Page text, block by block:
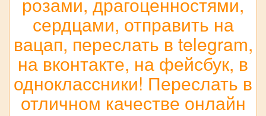
сердцами, отправить на
вацап, переслать в telegram,
на вконтакте, на фейсбук, в
одноклассники! Переслать в
отличном качестве онлайн